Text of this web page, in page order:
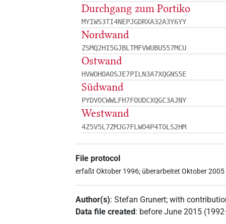
Durchgang zum Portiko
MYIWS3TI4NEPJGDRXA32A3Y6YY
Nordwand
ZSMQ2HI5GJBLTMFVWUBU557MCU
Ostwand
HVWOHOAOSJE7PILN3A7XQGNS5E
Südwand
PYDVOCWWLFH7FOUDCXQGC3AJNY
Westwand
4Z5V5L7ZMJG7FLWO4P4TOLS2HM
File protocol
erfaßt Oktober 1996; überarbeitet Oktober 2005
Author(s):Stefan Grunert;with
Data file created: before June 2015